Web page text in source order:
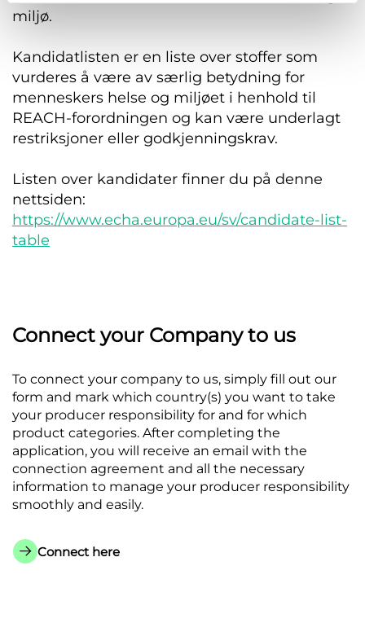
miljø.
Kandidatlisten er en liste over stoffer som
vurderes å være av særlig betydning for
menneskers helse og miljøet i henhold til
REACH-forordningen og kan være underlagt
restriksjoner eller godkjenningskrav.
Listen over kandidater finner du på denne
nettsiden:
https://www.echa.europa.eu/sv/candidate-list-
table
Connect your Company to us
To connect your company to us, simply fill out our
form and mark which country(s) you want to take
your producer responsibility for and for which
product categories. After completing the
application, you will receive an email with the
connection agreement and all the necessary
information to manage your producer responsibility
smoothly and easily.
Connect here